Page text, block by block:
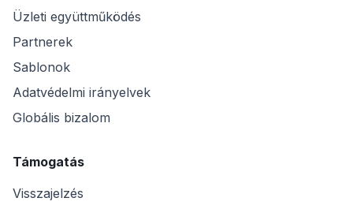
Üzleti együttműködés
Partnerek
Sablonok
Adatvédelmi irányelvek
Globális bizalom
Támogatás
Visszajelzés